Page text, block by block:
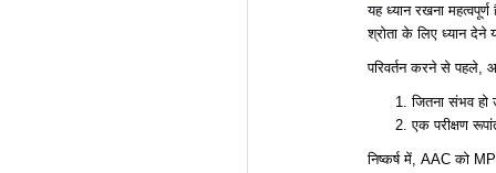
यह ध्यान रखना
श्रोता के लिए ध्यान देने
परिवर्तन करने से पहले,
जितना संभव
एक परीक्षण
निष्कर्ष में, AAC को